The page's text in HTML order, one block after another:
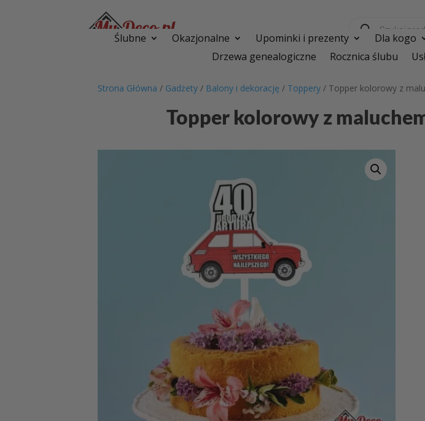
produktów
Ślubne Okazjonalne Upominki i prezenty Dla kogo
Drzewa genealogiczne
Rocznica ślubu
Strona Główna / Gadżety / Balony i dekorację / Toppery / Topper kolorowy z
Topper kolorowy z